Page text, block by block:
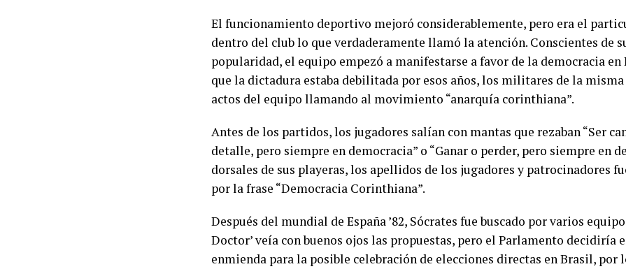
El funcionamiento deportivo mejoró considerablemente, pero era el
dentro del club lo que verdaderamente llamó la atención. Conscientes de
popularidad, el equipo empezó a manifestarse a favor de la democracia en
que la dictadura estaba debilitada por esos años, los militares de la
actos del equipo llamando al movimiento “anarquía corinthiana”.
Antes de los partidos, los jugadores salían con mantas que rezaban “Ser
detalle, pero siempre en democracia” o “Ganar o perder, pero siempre en
dorsales de sus playeras, los apellidos de los jugadores y patrocinadores
por la frase “Democracia Corinthiana”.
Después del mundial de España ’82, Sócrates fue buscado por varios
Doctor’ veía con buenos ojos las propuestas, pero el Parlamento decidiría
enmienda para la posible celebración de elecciones directas en Brasil, por